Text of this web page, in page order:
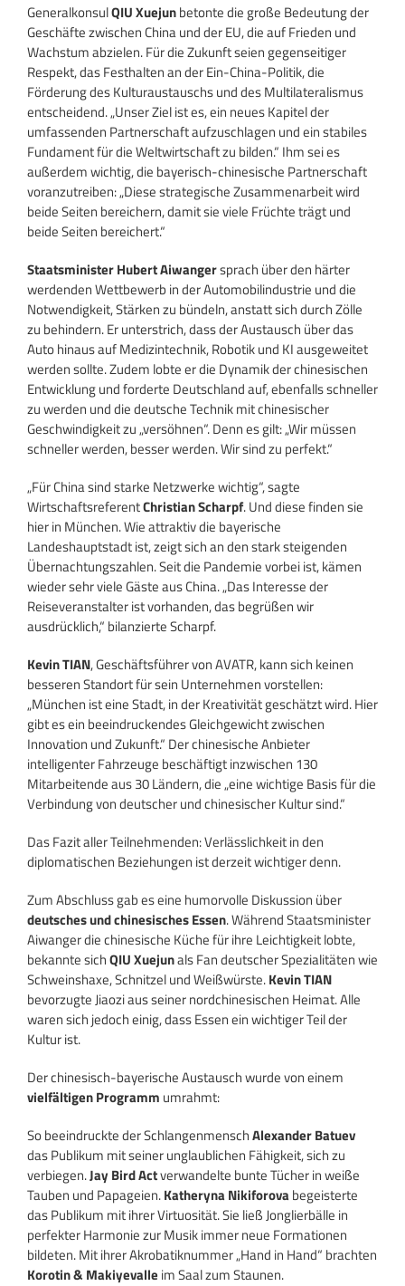
GeneralkonsulQIU Xuejunbetonte die große Bedeutung der
Geschäfte zwischen China und der EU, die auf Frieden und
Wachstum abzielen. Für die Zukunft seien gegenseitiger
Respekt, das Festhalten an der Ein-China-Politik, die
Förderung des Kulturaustauschs und des Multilateralismus
entscheidend. „Unser Ziel ist es, ein neues Kapitel der
umfassenden Partnerschaft aufzuschlagen und ein stabiles
Fundament für die Weltwirtschaft zu bilden.“ Ihm sei es
außerdem wichtig, die bayerisch-chinesische Partnerschaft
voranzutreiben: „Diese strategische Zusammenarbeit wird
beide Seiten bereichern, damit sie viele Früchte trägt und
beide Seiten bereichert.“
Staatsminister Hubert Aiwangersprach über den härter
werdenden Wettbewerb in der Automobilindustrie und die
Notwendigkeit, Stärken zu bündeln, anstatt sich durch Zölle
zu behindern. Er unterstrich, dass der Austausch über das
Auto hinaus auf Medizintechnik, Robotik und KI ausgeweitet
werden sollte. Zudem lobte er die Dynamik der chinesischen
Entwicklung und forderte Deutschland auf, ebenfalls schneller
zu werden und die deutsche Technik mit chinesischer
Geschwindigkeit zu „versöhnen“. Denn es gilt: „Wir müssen
schneller werden, besser werden. Wir sind zu perfekt.“
„Für China sind starke Netzwerke wichtig“, sagte
WirtschaftsreferentChristian Scharpf. Und diese finden sie
hier in München. Wie attraktiv die bayerische
Landeshauptstadt ist, zeigt sich an den stark steigenden
Übernachtungszahlen. Seit die Pandemie vorbei ist, kämen
wieder sehr viele Gäste aus China. „Das Interesse der
Reiseveranstalter ist vorhanden, das begrüßen wir
ausdrücklich,“ bilanzierte Scharpf.
Kevin TIAN, Geschäftsführer von AVATR, kann sich keinen
besseren Standort für sein Unternehmen vorstellen:
„München ist eine Stadt, in der Kreativität geschätzt wird. Hier
gibt es ein beeindruckendes Gleichgewicht zwischen
Innovation und Zukunft.“ Der chinesische Anbieter
intelligenter Fahrzeuge beschäftigt inzwischen 130
Mitarbeitende aus 30 Ländern, die „eine wichtige Basis für die
Verbindung von deutscher und chinesischer Kultur sind.“
Das Fazit aller Teilnehmenden: Verlässlichkeit in den
diplomatischen Beziehungen ist derzeit wichtiger denn.
Zum Abschluss gab es eine humorvolle Diskussion über
deutsches und chinesisches Essen. Während Staatsminister
Aiwanger die chinesische Küche für ihre Leichtigkeit lobte,
bekannte sichQIU Xuejunals Fan deutscher Spezialitäten wie
Schweinshaxe, Schnitzel und Weißwürste.Kevin TIAN
bevorzugte Jiaozi aus seiner nordchinesischen Heimat. Alle
waren sich jedoch einig, dass Essen ein wichtiger Teil der
Kultur ist.
Der chinesisch-bayerische Austausch wurde von einem
vielfältigen Programm umrahmt:
So beeindruckte der SchlangenmenschAlexander Batuev
das Publikum mit seiner unglaublichen Fähigkeit, sich zu
verbiegen.Jay Bird Actverwandelte bunte Tücher in weiße
Tauben und Papageien.Katheryna Nikiforovabegeisterte
das Publikum mit ihrer Virtuosität. Sie ließ Jonglierbälle in
perfekter Harmonie zur Musik immer neue Formationen
bildeten. Mit ihrer Akrobatiknummer „Hand in Hand“ brachten
Korotin & Makiyevalle im Saal zum Staunen.